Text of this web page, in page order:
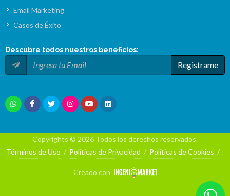
Email Marketing
Casos de Éxito
Descubre todos nuestros beneficios:
Registrame
Copyrights © 2026 Todos los derechos reservados.
Términos de Uso / Políticas de Privacidad / Políticas de Cookies /
Creado con